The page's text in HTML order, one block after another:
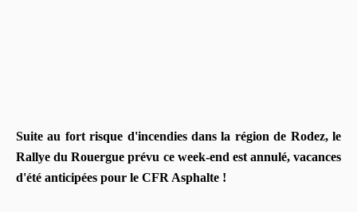
Suite au fort risque d'incendies dans la région de Rodez, le
Rallye du Rouergue prévu ce week-end est annulé, vacances
d'été anticipées pour le CFR Asphalte !